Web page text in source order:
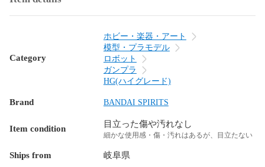
Category
ホビー・楽器・アート
模型・プラモデル
ロボット
ガンプラ
HG(ハイグレード)
Brand BANDAI SPIRITS
Item condition 目立った傷や汚れなし
細かな使用感・傷・汚れはあるが、目立たない
Ships from 岐阜県